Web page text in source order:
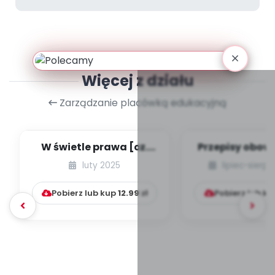
Więcej z działu
Zarządzanie placówką edukacyjną
W świetle prawa [cz.
68] [kącik eksperta]
luty 2025
Pobierz lub kup12.99zł
Przepisy
w
Pobierz lub